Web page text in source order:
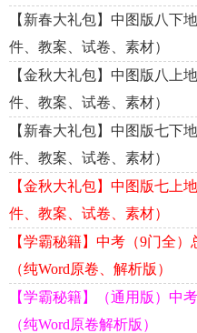
【新春大礼包】中图版八下
件、教案、试卷、素材）
【金秋大礼包】中图版八上
件、教案、试卷、素材）
【新春大礼包】中图版七下
件、教案、试卷、素材）
【金秋大礼包】中图版七上
件、教案、试卷、素材）
【学霸秘籍】中考（9门全
（纯Word原卷、解析版）
【学霸秘籍】（通用版）中
（纯Word原卷解析版）